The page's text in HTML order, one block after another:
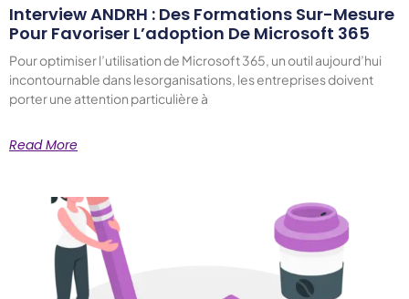
Interview ANDRH : Des Formations Sur-Mesure
Pour Favoriser L’adoption De Microsoft 365
Pour optimiser l’utilisation de Microsoft 365, un outil aujourd’hui
incontournable dans lesorganisations, les entreprises doivent
porter une attention particulière à
Read More